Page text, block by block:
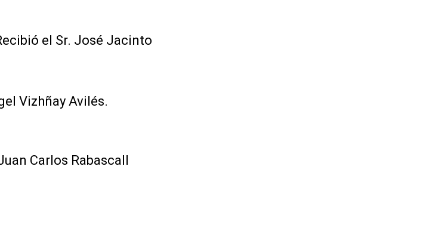
el Sr. José Jacinto
Vizhñay Avilés.
Carlos Rabascall